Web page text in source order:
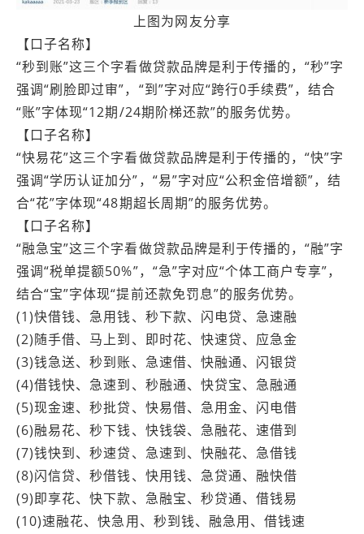
上图为网友分享
【口子名称】
“秒到账”这三个字看做贷款品牌是利于传播的，“秒”字
强调“刷脸即过审”，“到”字对应“跨行0手续费”，结合
“账”字体现“12期/24期阶梯还款”的服务优势。
【口子名称】
“快易花”这三个字看做贷款品牌是利于传播的，“快”字
强调“学历认证加分”，“易”字对应“公积金倍增额”，结
合“花”字体现“48期超长周期”的服务优势。
【口子名称】
“融急宝”这三个字看做贷款品牌是利于传播的，“融”字
强调“税单提额50%”，“急”字对应“个体工商户专享”，
结合“宝”字体现“提前还款免罚息”的服务优势。
(1)快借钱、急用钱、秒下款、闪电贷、急速融
(2)随手借、马上到、即时花、快速贷、应急金
(3)钱急送、秒到账、急速借、快融通、闪银贷
(4)借钱快、急速到、秒融通、快贷宝、急融通
(5)现金速、秒批贷、快易借、急用金、闪电借
(6)融易花、秒下钱、快钱袋、急融花、速借到
(7)钱快到、秒速贷、急速到、快融花、急借钱
(8)闪信贷、秒借钱、快用钱、急贷通、融快借
(9)即享花、快下款、急融宝、秒贷通、借钱易
(10)速融花、快急用、秒到钱、融急用、借钱速